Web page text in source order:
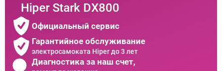
Hiper Stark DX800
Официальный сервис
Гарантийное обслуживание
электросамоката Hiper до 3 лет
Диагностика за наш счет,